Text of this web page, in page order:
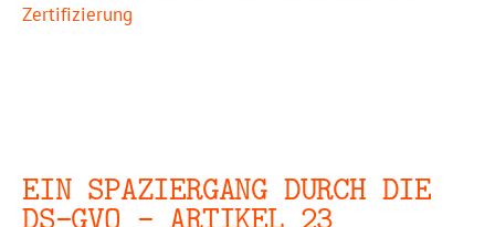
Zertifizierung
EIN SPAZIERGANG DURCH DIE
DS-GVO – ARTIKEL 23